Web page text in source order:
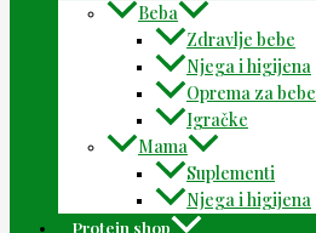
Beba
Zdravlje bebe
Njega i higijena
Oprema za bebe
Igračke
Mama
Suplementi
Njega i higijena
Protein shop